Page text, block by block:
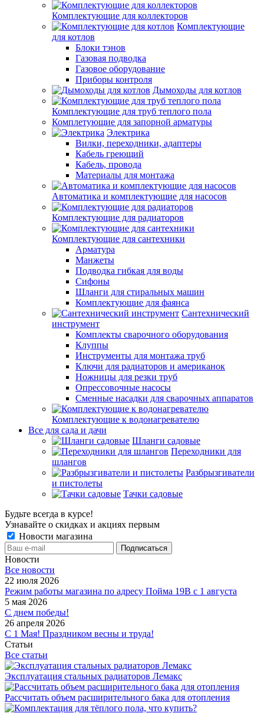
Комплектующие для коллекторов
Комплектующие
для котлов
Блоки тэнов
Газовая подводка
Газовое оборудование
Приборы контроля
Дымоходы для котлов
Комплектующие для труб теплого пола
Комплетующие для запорной арматуры
Электрика
Вилки, переходники, адаптеры
Кабель греющий
Кабель, провода
Материалы для монтажа
Автоматика и комплектующие для насосов
Комплектующие для радиаторов
Комплектующие для сантехники
Арматура
Манжеты
Подводка гибкая для воды
Сифоны
Шланги для стиральных машин
Комплектующие для фаянса
Сантехнический
инструмент
Комплекты сварочного оборудования
Клуппы
Инструменты для монтажа труб
Ключи для радиаторов и американок
Ножницы для резки труб
Опрессовочные насосы
Сменные насадки для сварочных аппаратов
Комплектующие к водонагревателю
Все для сада и дачи
Шланги садовые
Переходники для
шлангов
Разбрызгиватели
и пистолеты
Тачки садовые
Будьте всегда в курсе!
Узнавайте о скидках и акциях первым
Новости магазина
Новости
Все новости
22 июля 2026
Режим работы магазина по адресу Пойма 19В с 1 августа
5 мая 2026
С днем победы!
26 апреля 2026
С 1 Мая! Праздником весны и труда!
Статьи
Все статьи
Эксплуатация стальных радиаторов Лемакс
Рассчитать объем расширительного бака для отопления